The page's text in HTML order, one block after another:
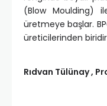
(Blow Moulding)
üretmeye başlar.
üreticilerinden
Rıdvan Tülünay ,